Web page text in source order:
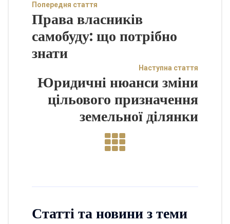
Попередня стаття
Права власників
самобуду: що потрібно
знати
Наступна стаття
Юридичні нюанси зміни
цільового призначення
земельної ділянки
Статті та новини з теми